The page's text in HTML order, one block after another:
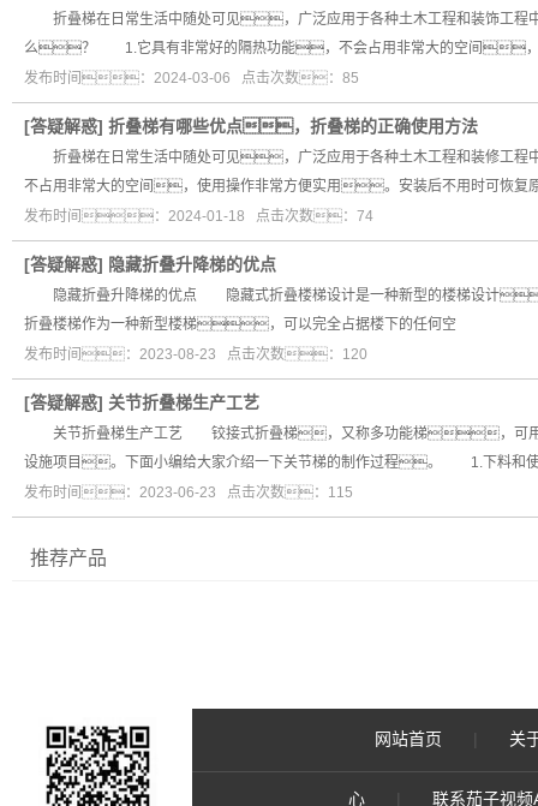
折叠梯在日常生活中随处可见，广泛应用于各种土木工程和装饰
么？ 1.它具有非常好的隔热功能，不会占用非常大的空间，
发布时间：2024-03-06 点击次数：85
[答疑解惑] 折叠梯有哪些优点，折叠梯的正确使用方法
折叠梯在日常生活中随处可见，广泛应用于各种土木工程和装修
不占用非常大的空间，使用操作非常方便实用。安装后不用时可恢
发布时间：2024-01-18 点击次数：74
[答疑解惑] 隐藏折叠升降梯的优点
隐藏折叠升降梯的优点 隐藏式折叠楼梯设计是一种新型的楼梯设计
折叠楼梯作为一种新型楼梯，可以完全占据楼下的任何空
发布时间：2023-08-23 点击次数：120
[答疑解惑] 关节折叠梯生产工艺
关节折叠梯生产工艺 铰接式折叠梯，又称多功能梯，可用
设施项目。下面小编给大家介绍一下关节梯的制作过程。 1.下料和使
发布时间：2023-06-23 点击次数：115
推荐产品
网站首页 关
心 联系茄子视频